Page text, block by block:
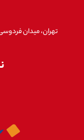
تهران، میدان